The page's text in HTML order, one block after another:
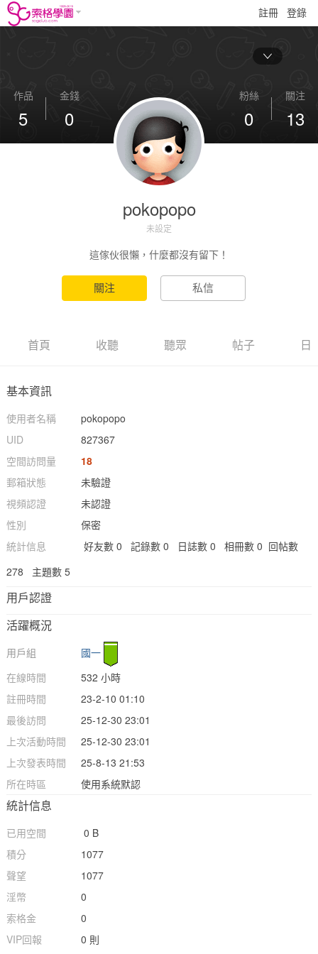
註冊 登錄
作品
5
金錢
0
關注
13
粉絲
0
pokopopo
未設定
這傢伙很懶，什麼都沒有留下！
首頁 收聽 聽眾 帖子 日
基本資訊
使用者名稱
pokopopo
UID
827367
空間訪問量
18
郵箱狀態
未驗證
視頻認證
未認證
性別
保密
統計信息
好友數 0 記錄數 0 日誌數 0 相冊數 0 回帖數
278
主題數 5
用戶認證
活躍概況
用戶組
國一
在線時間
532 小時
註冊時間
23-2-10 01:10
最後訪問
25-12-30 23:01
上次活動時間
25-12-30 23:01
上次發表時間
25-8-13 21:53
所在時區
使用系統默認
統計信息
已用空間
0 B
積分
1077
聲望
1077
淫幣
0
索格金
0
VIP回報
0 則